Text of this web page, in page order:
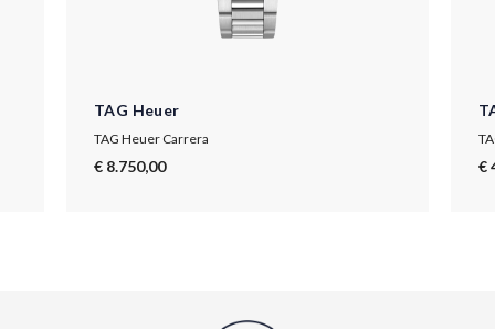
TAG Heuer
TAG Heuer Carrera
€ 8.750,00 €